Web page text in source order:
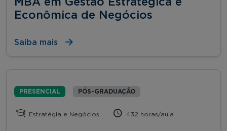
Econômica de Negócios
Saiba mais
PRESENCIAL PÓS-GRADUAÇÃO
Estratégia e Negócios 432 horas/aula